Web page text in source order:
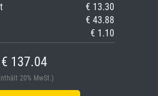
€ 13.30
€ 43.88
€ 1.10
€ 137.04
20% MwSt.)